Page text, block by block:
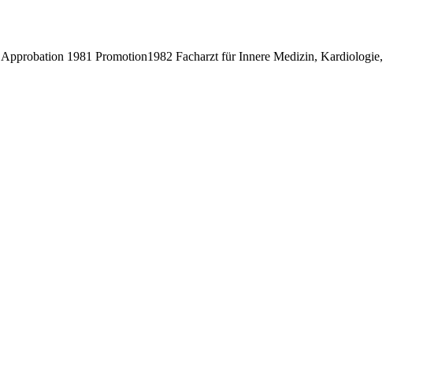
1981 Promotion1982 Facharzt für Innere Medizin, Kardiologie,